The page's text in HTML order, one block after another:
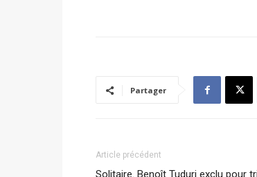
Partager
Article précédent
Solitaire. Benoît Tuduri exclu pour